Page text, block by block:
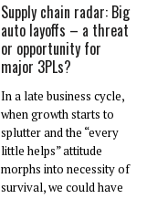
Supply chain radar: Big
auto layoffs – a threat
or opportunity for
major 3PLs?
In a late business cycle,
when growth starts to
splutter and the “every
little helps” attitude
morphs into necessity of
survival, we could have